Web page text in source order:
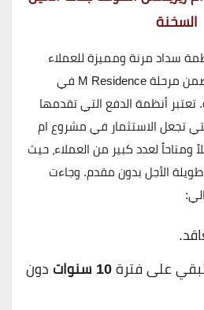
السخنة
سداد مرنة ومميزة للعملاء
مرحلة M Residence
في
تعتبر أنظمة الدفع التي تقدمها
تجعل الاستثمار في مشروعام
ومتاحاً لعدد كبير من العملاء، حيث
الأجل بدون مقدم. وجاءت
على فترة10 سنوات
دون